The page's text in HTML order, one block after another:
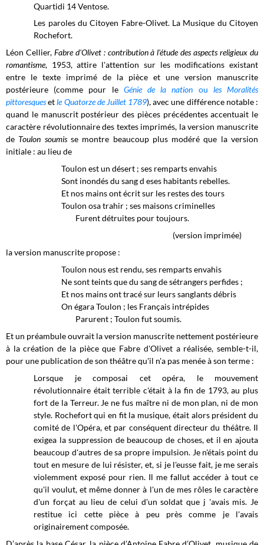
Quartidi 14 Ventose.
Les paroles du Citoyen Fabre-Olivet. La Musique du Citoyen
Rochefort.
Léon Cellier, Fabre d'Olivet : contribution à l'étude des aspects religieux du
romantisme, 1953, attire l'attention sur les modifications existant
entre le texte imprimé de la pièce et une version manuscrite
postérieure (comme pour le Génie de la nation ou les Moralités
pittoresquesetle Quatorze de Juillet 1789), avec une différence notable :
quand le manuscrit postérieur des pièces précédentes accentuait le
caractère révolutionnaire des textes imprimés, la version manuscrite
de Toulon soumisse montre beaucoup plus modéré que la version
initiale : au lieu de
Toulon est un désert ; ses remparts envahis
Sont inondés du sang d eses habitants rebelles.
Et nos mains ont écrit sur les restes des tours
Toulon osa trahir ; ses maisons criminelles
Furent détruites pour toujours.
(version imprimée)
la version manuscrite propose :
Toulon nous est rendu, ses remparts envahis
Ne sont teints que du sang de sétrangers perfides ;
Et nos mains ont tracé sur leurs sanglants débris
On égara Toulon ; les Français intrépides
Parurent ; Toulon fut soumis.
Et un préambule ouvrait la version manuscrite nettement postérieure
à la création de la pièce que Fabre d'Olivet a réalisée, semble-t-il,
pour une publication de son théâtre qu'il n'a pas menée à son terme :
Lorsque je composai cet opéra, le mouvement
révolutionnaire était terrible c'était à la fin de 1793, au plus
fort de la Terreur. Je ne fus maître ni de mon plan, ni de mon
style. Rochefort qui en fit la musique, était alors président du
comité de l'Opéra, et par conséquent directeur du théâtre. Il
exigea la suppression de beaucoup de choses, et il en ajouta
beaucoup d'autres de sa propre impulsion. Je n'étais point du
tout en mesure de lui résister, et, si je l'eusse fait, je me serais
violemment exposé pour rien. Il me fallut accéder à tout ce
qu'il voulut, et même donner à l'un de mes rôles le caractère
d'un forçat au lieu de celui d'un soldat que j 'avais mis. Je
restitue ici cette pièce à peu près comme je l'avais
originairement composée.